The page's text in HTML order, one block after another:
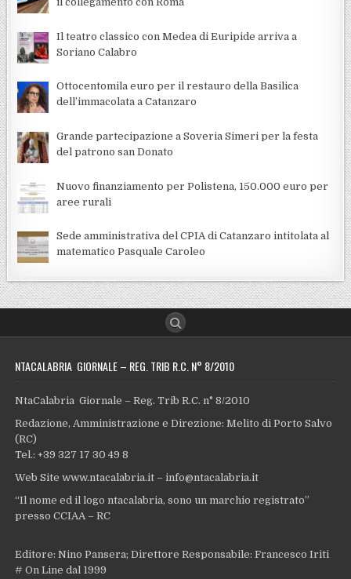
Il teatro classico con Medea di Euripide arriva a
Soriano Calabro
Ottocentomila euro per il restauro della Basilica
dell’immacolata a Catanzaro
Grande partecipazione a Soveria Simeri per la festa
del patrono san Donato
Nuovo finanziamento per Polistena, 150.000 euro per
aree rurali
Sede amministrativa del CPIA di Catanzaro intitolata al
matematico Pasquale Caroleo
NTACALABRIA GIORNALE – REG. TRIB R.C. N° 8/2010
NtaCalabria Giornale – Reg. Trib R.C. n° 8/2010
Redazione, Amministrazione e Direzione: Melito di Porto Salvo
(RC)
Tel.: +39 327 17 30 49 8
Web Site www.ntacalabria.it – info@ntacalabria.it
“Il nome ed il logo ntacalabria, sono un marchio registrato”
presso CCIAA – RC
Editore: Nino Pansera; Direttore Responsabile: Francesco Iriti
# On Line dal 1999